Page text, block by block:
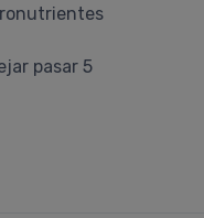
pasar 5